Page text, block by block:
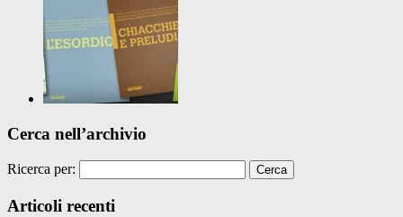
Cerca nell’archivio
Ricerca per:
Articoli recenti